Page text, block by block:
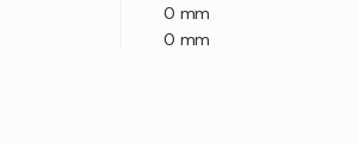
0 mm
0 mm